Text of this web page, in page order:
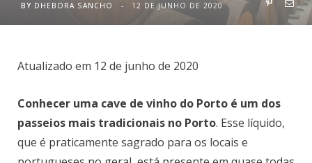
k a
BY DHEBORA SANCHO 12 DE JUNHO DE 2020
Atualizado em 12 de junho de 2020
Conhecer uma cave de vinho do Porto é um dos
passeios mais tradicionais no Porto. Esse líquido,
que é praticamente sagrado para os locais e